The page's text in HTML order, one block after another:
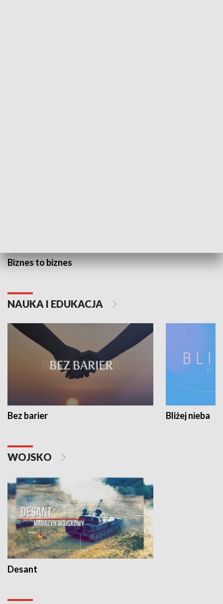
Biznes to biznes
NAUKA I EDUKACJA
Bez barier Bliżej nieba
WOJSKO
Desant